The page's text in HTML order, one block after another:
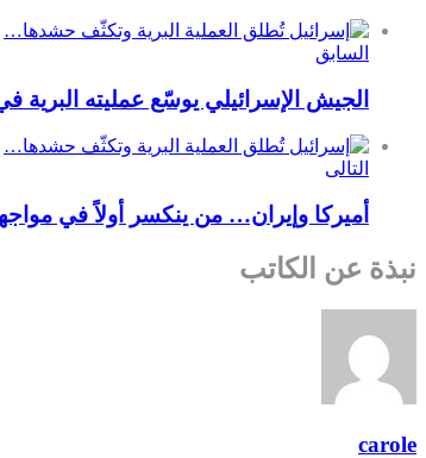
السابق
الجيش الإسرائيلي يوسّع عمليته البرية في
التالى
أميركا وإيران… من ينكسر أولاً في
نبذة عن الكاتب
carole